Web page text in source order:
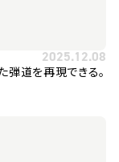
2025.12.08
弾道を再現できる。